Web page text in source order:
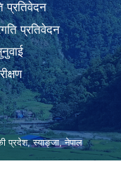
प्रतिवेदन
प्रतिवेदन
प्रदेश, स्याङ्जा, नेपाल